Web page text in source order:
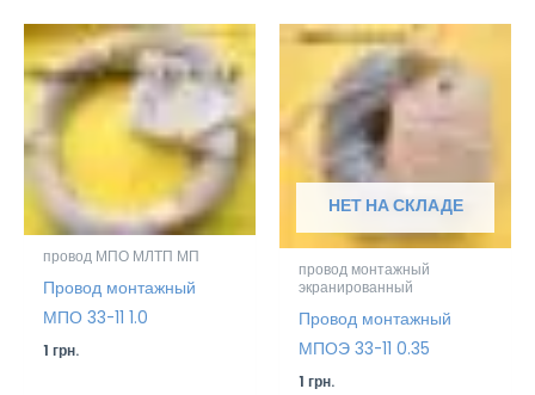
провод МПО МЛТП МП
Провод монтажный
МПО 33-11 1.0
1грн.
НЕТ НА СКЛАДЕ
провод монтажный
экранированный
Провод монтажный
МПОЭ 33-11 0.35
1грн.